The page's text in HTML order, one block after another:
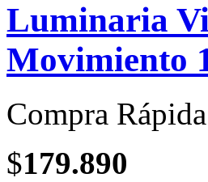
Luminaria
Movimiento
Compra
$179.890